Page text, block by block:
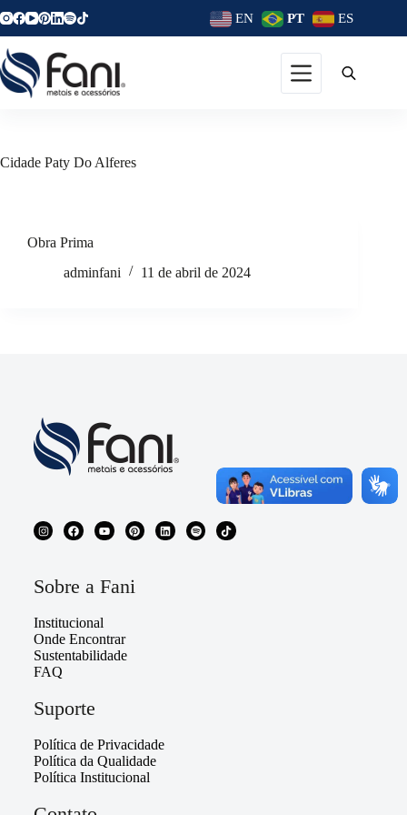
EN PT ES
Cidade Paty Do Alferes
Obra Prima
adminfani
11 de abril de 2024
Sobre a Fani
Institucional
Onde Encontrar
Sustentabilidade
FAQ
Suporte
Política de Privacidade
Política da Qualidade
Política Institucional